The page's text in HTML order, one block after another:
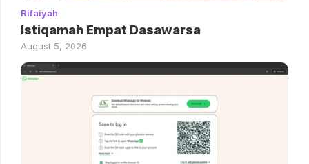
Rifaiyah
Istiqamah Empat Dasawarsa
August 5, 2026